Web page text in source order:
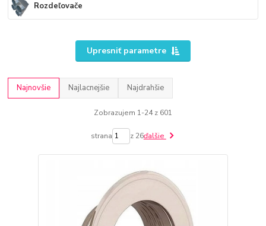
Rozdeľovače
Upresniť parametre
Najnovšie Najlacnejšie Najdrahšie
Zobrazujem 1-24 z 601
strana z 26ďalšie